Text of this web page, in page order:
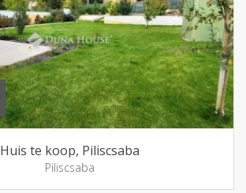
Huis te koop, Piliscsaba
Piliscsaba